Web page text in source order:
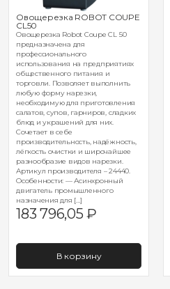
Овощерезка ROBOT COUPE
CL50
Овощерезка Robot Coupe CL 50
предназначена для
профессионального
использования на предприятиях
общественного питания и
торговли. Позволяет выполнить
любую форму нарезки,
необходимую для приготовления
салатов, супов, гарниров, сладких
блюд и украшений для них.
Сочетает в себе
производительность, надёжность,
лёгкость очистки и широчайшее
разнообразие видов нарезки.
Артикул производителя – 24440.
Особенности: — Асинхронный
двигатель промышленного
назначения для […]
183 796,05₽
В корзину